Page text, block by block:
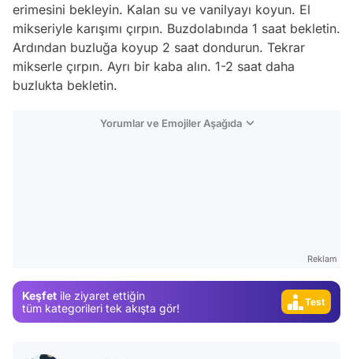
erimesini bekleyin. Kalan su ve vanilyayı koyun. El
mikseriyle karışımı çırpın. Buzdolabında 1 saat bekletin.
Ardından buzluğa koyup 2 saat dondurun. Tekrar
mikserle çırpın. Ayrı bir kaba alın. 1-2 saat daha
buzlukta bekletin.
Yorumlar ve Emojiler Aşağıda
Reklam
Keşfet ile ziyaret ettiğin
tüm kategorileri tek akışta gör!
Video
Test
Gündem